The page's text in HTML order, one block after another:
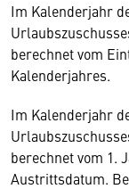
Im Kalenderjahr
berechnet vom
Kalenderjahres.
Im Kalenderjahr
berechnet vom 1.
Austrittsdatum.